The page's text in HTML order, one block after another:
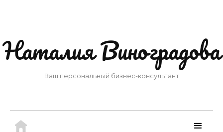
Наталия Виноградова
Ваш персональный бизнес-консультант